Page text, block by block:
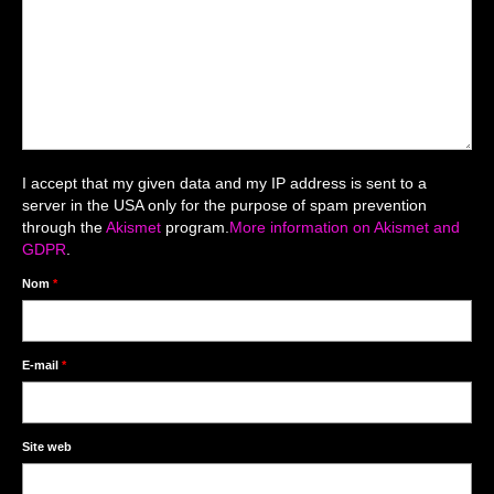
Cartes de remerciement
Photomontages
Prestations
Contact
Décors studio / Tenues / Accessoires
I accept that my given data and my IP address is sent to a
server in the USA only for the purpose of spam prevention
through theAkismet program.More information on Akismet and
GDPR.
Nom *
E-mail *
Site web